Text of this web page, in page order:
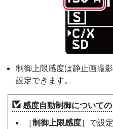
制御上限感度は静止画撮
設定できます。
感度自動制御について
［制御上限感度］で設